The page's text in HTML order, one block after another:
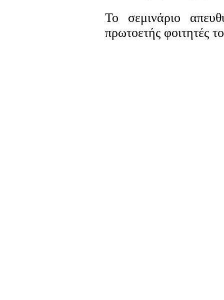
Το σεμινάριο
πρωτοετής